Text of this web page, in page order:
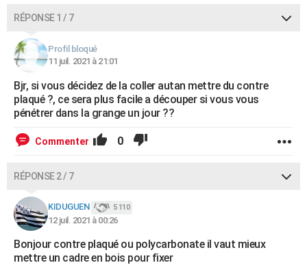
COPAINS D'AVANT
S'inscrire
Se connecter
Lycées
Collèges
Primaires
Universités
Entreprises
Service militaire
Avis de recherche
AVIS DE DÉCÈS
Bricolage
Lifestyle
Culture
Sport
Auto
Television
Voyage
Cinema
RÉPONSE 1 / 7
Profil bloqué
11 juil. 2021 à 21:01
Bjr, si vous décidez de la coller autan mettre du contre
plaqué ?, ce sera plus facile a découper si vous vous
pénétrer dans la grange un jour ??
Commenter 0
RÉPONSE 2 / 7
KIDUGUEN 5 110
12 juil. 2021 à 00:26
Bonjour contre plaqué ou polycarbonate il vaut mieux
mettre un cadre en bois pour fixer